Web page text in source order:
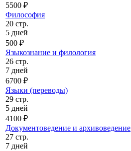
5500 ₽
Философия
20 стр.
5 дней
500 ₽
Языкознание и филология
26 стр.
7 дней
6700 ₽
Языки (переводы)
29 стр.
5 дней
4100 ₽
Документоведение и архивоведение
27 стр.
7 дней